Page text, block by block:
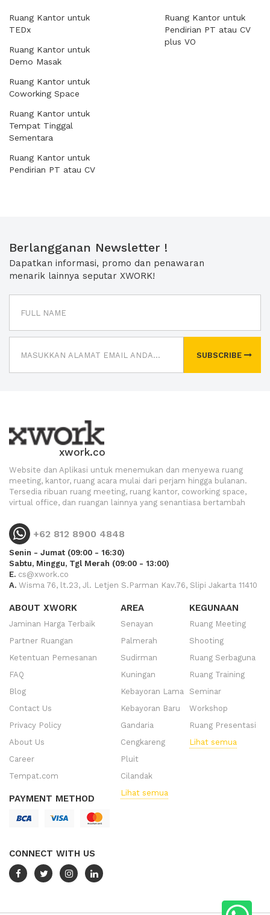
Ruang Kantor untuk
TEDx
Ruang Kantor untuk
Demo Masak
Ruang Kantor untuk
Coworking Space
Ruang Kantor untuk
Tempat Tinggal
Sementara
Ruang Kantor untuk
Pendirian PT atau CV
Ruang Kantor untuk
Pendirian PT atau CV
plus VO
Berlangganan Newsletter !
Dapatkan informasi, promo dan penawaran
menarik lainnya seputar XWORK!
SUBSCRIBE
xwork.co
Website dan Aplikasi untuk menemukan dan menyewa ruang
meeting, kantor, ruang acara mulai dari perjam hingga bulanan.
Tersedia ribuan ruang meeting, ruang kantor, coworking space,
virtual office, dan ruangan lainnya yang senantiasa bertambah
+62 812 8900 4848
Senin - Jumat (09:00 - 16:30)
Sabtu, Minggu, Tgl Merah (09:00 - 13:00)
E. cs@xwork.co
A. Wisma 76, lt.23, Jl. Letjen S.Parman Kav.76, Slipi Jakarta 11410
ABOUT XWORK
Jaminan Harga Terbaik
Partner Ruangan
Ketentuan Pemesanan
FAQ
Blog
Contact Us
Privacy Policy
About Us
Career
Tempat.com
PAYMENT METHOD
CONNECT WITH US
AREA
Senayan
Palmerah
Sudirman
Kuningan
Kebayoran Lama
Kebayoran Baru
Gandaria
Cengkareng
Pluit
Cilandak
Lihat semua
KEGUNAAN
Ruang Meeting
Shooting
Ruang Serbaguna
Ruang Training
Seminar
Workshop
Ruang Presentasi
Lihat semua